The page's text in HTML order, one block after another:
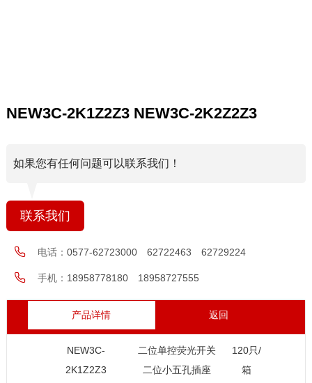
NEW3C-2K1Z2Z3 NEW3C-2K2Z2Z3
如果您有任何问题可以联系我们！
联系我们
电话： 0577-62723000 62722463 62729224
手机： 18958778180 18958727555
产品详情 返回
NEW3C-
2K1Z2Z3
二位单控荧光开关
二位小五孔插座
120只/
箱